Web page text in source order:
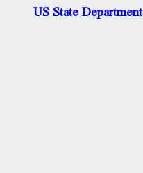
US State